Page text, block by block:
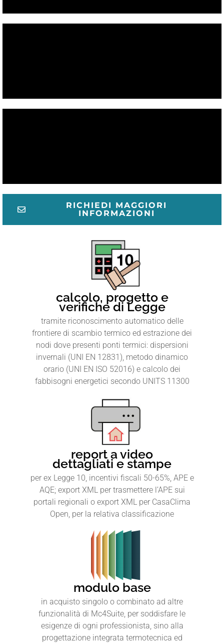
RICHIEDI MAGGIORI
INFORMAZIONI
calcolo, progetto e
verifiche di Legge
tramite riconoscimento automatico delle
frontiere di scambio termico ed estrazione dei
nodi dove presenti ponti termici: dispersioni
invernali (UNI EN 12831), metodo dinamico
orario (UNI EN ISO 52016) e calcolo dei
fabbisogni energetici secondo UNITS 11300
report a video
dettagliati e stampe
per ex Legge 10, incentivi fiscali 50-65%, APE e
AQE; export XML per trasmettere l’APE sui
portali regionali o export XML per CasaClima
Open, per la relativa classificazione
modulo base
in acquisto singolo o combinato ad altre
funzionalità di Mc4Suite, per soddisfare le
esigenze di ogni professionista, sino alla
progettazione integrata termotecnica ed